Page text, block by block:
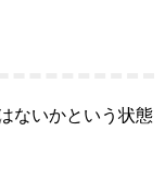
ないかという状態